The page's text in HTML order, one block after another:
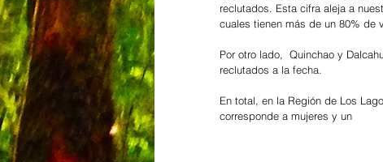
reclutados. Esta cifra aleja a
cuales tienen más de un 80% de
Por otro lado,  Quinchao y
reclutados a la fecha.
En total, en la Región de Los
corresponde a mujeres y un